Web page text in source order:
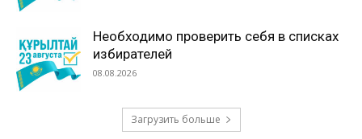
Необходимо проверить себя в списках
избирателей
08.08.2026
Загрузить больше